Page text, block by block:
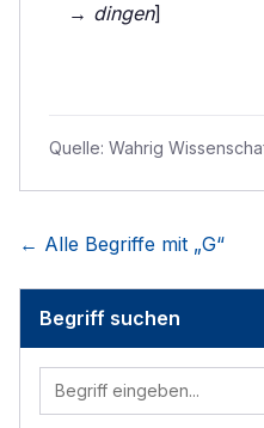
→ dingen]
Quelle: Wahrig
← Alle Begriffe mit „G“
Begriff suchen